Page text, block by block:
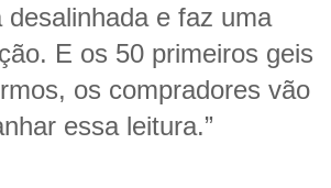
desalinhada e faz uma
E os 50 primeiros geis
os compradores vão
essa leitura.”